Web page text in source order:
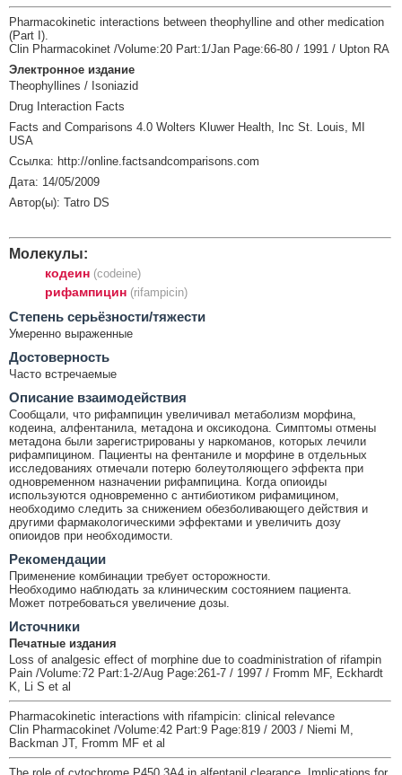
Pharmacokinetic interactions between theophylline and other medication
(Part I).
Clin Pharmacokinet /Volume:20 Part:1/Jan Page:66-80 / 1991 / Upton RA
Электронное издание
Theophyllines / Isoniazid
Drug Interaction Facts
Facts and Comparisons 4.0 Wolters Kluwer Health, Inc St. Louis, MI
USA
Ссылка: http://online.factsandcomparisons.com
Дата: 14/05/2009
Автор(ы): Tatro DS
Молекулы:
кодеин (codeine)
рифампицин (rifampicin)
Cтепень серьёзности/тяжести
Умеренно выраженные
Достоверность
Часто встречаемые
Описание взаимодействия
Сообщали, что рифампицин увеличивал метаболизм морфина,
кодеина, алфентанила, метадона и оксикодона. Симптомы отмены
метадона были зарегистрированы у наркоманов, которых лечили
рифампицином. Пациенты на фентаниле и морфине в отдельных
исследованиях отмечали потерю болеутоляющего эффекта при
одновременном назначении рифампицина. Когда опиоиды
используются одновременно с антибиотиком рифамицином,
необходимо следить за снижением обезболивающего действия и
другими фармакологическими эффектами и увеличить дозу
опиоидов при необходимости.
Рекомендации
Применение комбинации требует осторожности.
Необходимо наблюдать за клиническим состоянием пациента.
Может потребоваться увеличение дозы.
Источники
Печатные издания
Loss of analgesic effect of morphine due to coadministration of rifampin
Pain /Volume:72 Part:1-2/Aug Page:261-7 / 1997 / Fromm MF, Eckhardt
K, Li S et al
Pharmacokinetic interactions with rifampicin: clinical relevance
Clin Pharmacokinet /Volume:42 Part:9 Page:819 / 2003 / Niemi M,
Backman JT, Fromm MF et al